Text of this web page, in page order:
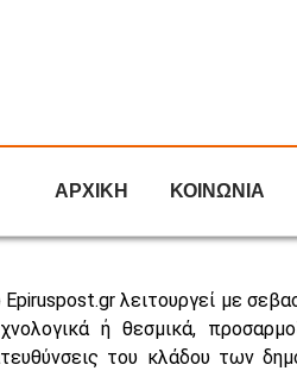
ΑΡΧΙΚΗ ΚΟΙΝΩΝΙΑ
Epiruspost.gr λειτουργεί με
ή θεσμικά,
του κλάδου των